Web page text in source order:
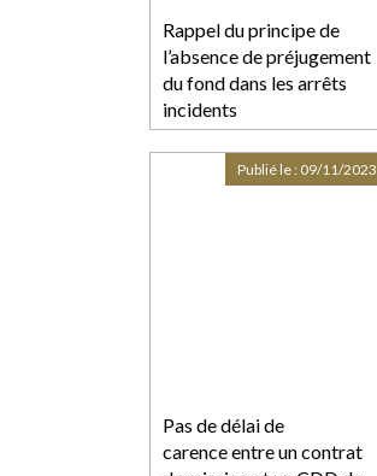
Rappel du principe de
l’absence de préjugement
du fond dans les arrêts
incidents
Pas de délai de
carence entre un contrat
Publié le : 09/11/2023